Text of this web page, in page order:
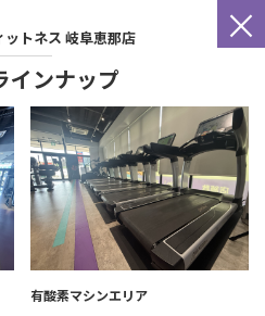
×
ットネス 岐阜恵那店
インナップ
有酸素マシンエリア